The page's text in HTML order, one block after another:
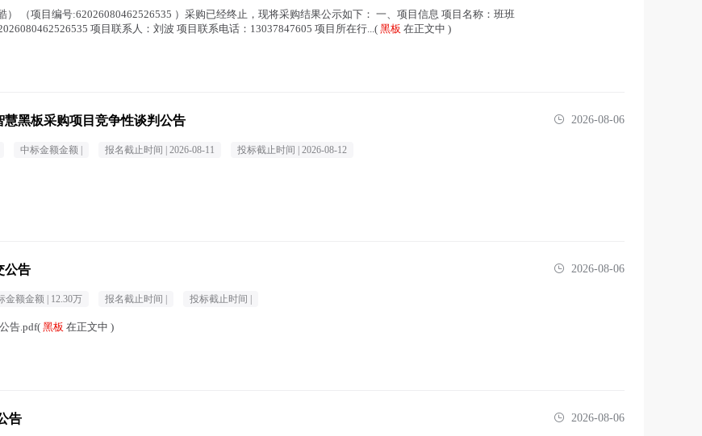
） （项目编号:62026080462526535 ）采购已经终止，现将采购结果公示如下： 一、项目信息 项目名称：班班
项目联系人：刘波 项目联系电话：13037847605 项目所在行...( 黑板 在正文中 )
黑板采购项目竞争性谈判公告
中标金额金额 | 报名截止时间 | 2026-08-11 投标截止时间 | 2026-08-12
2026-08-06
公告
金额金额 | 12.30万 报名截止时间 | 投标截止时间 |
告.pdf(黑板 在正文中 )
2026-08-06
告 2026-08-06